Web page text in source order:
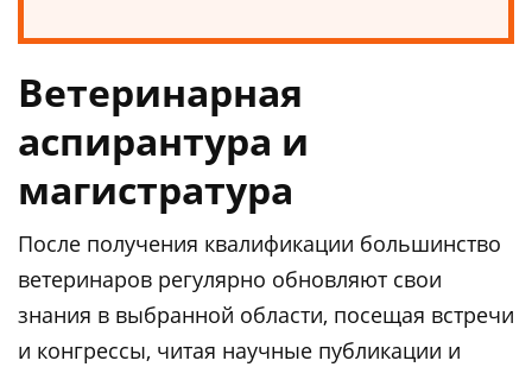
Ветеринарная
аспирантура и
магистратура
После получения квалификации большинство
ветеринаров регулярно обновляют свои
знания в выбранной области, посещая встречи
и конгрессы, читая научные публикации и